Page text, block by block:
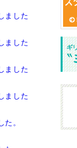
ました
ました
ました
ました
た。